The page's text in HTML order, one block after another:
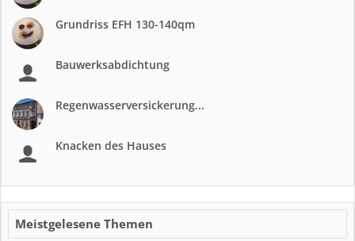
Grundriss EFH 130-140qm
Bauwerksabdichtung
Regenwasserversickerung...
Knacken des Hauses
Meistgelesene Themen